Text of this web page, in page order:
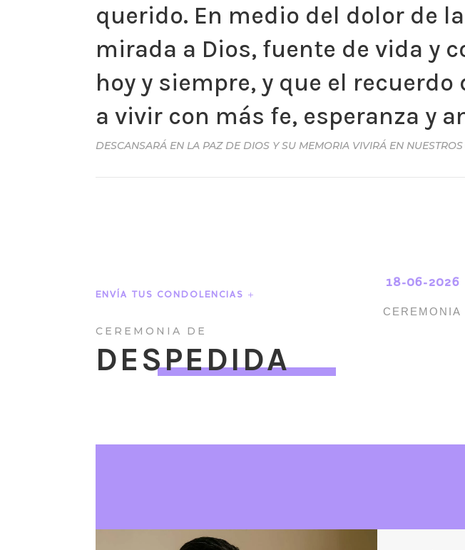
querido. En medio del dolor de
mirada a Dios, fuente de vida y
hoy y siempre, y que el
a vivir con más fe, esperanza y
DESCANSARÁ EN LA PAZ DE DIOS Y SU MEMORIA VIVIRÁ EN
ENVÍA TUS CONDOLENCIAS
CEREMONIA DE
DESPEDIDA
18-06-2026
CEREMONIA